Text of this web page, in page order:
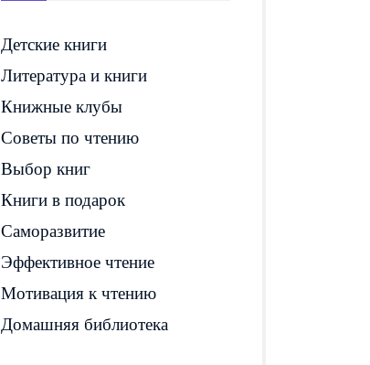
Детские книги
Литература и книги
Книжные клубы
Советы по чтению
Выбор книг
Книги в подарок
Саморазвитие
Эффективное чтение
Мотивация к чтению
Домашняя библиотека